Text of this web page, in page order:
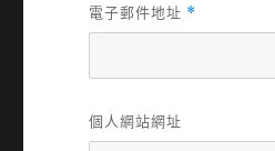
電子郵件地址 *
個人網站網址